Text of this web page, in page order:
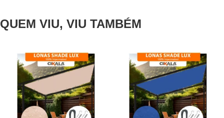
QUEM VIU, VIU TAMBÉM